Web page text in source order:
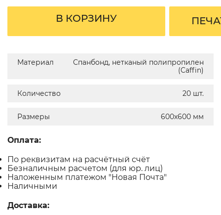
В КОРЗИНУ
Материал
Спанбонд, нетканый полипропилен
(Caffin)
Количество 20 шт.
Размеры 600х600 мм
Оплата:
По реквизитам на расчётный счёт
Безналичным расчетом (для юр. лиц)
Наложенным платежом "Новая Почта"
Наличными
Доставка: